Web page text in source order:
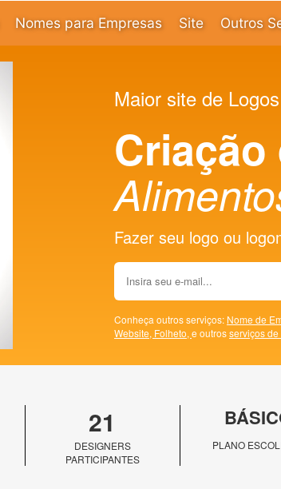
Nomes para Empresas Site Outros
Maior site de
Criação
Fazer seu logo ou
Conheça outros serviços: Nome de
Website, Folheto, e outrosserviços
21
DESIGNERS
PARTICIPANTES
PLANO